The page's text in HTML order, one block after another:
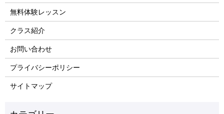
無料体験レッスン
クラス紹介
お問い合わせ
プライバシーポリシー
サイトマップ